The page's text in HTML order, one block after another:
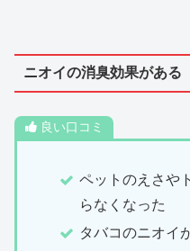
ニオイの消臭効果がある
良い口コミ
ペットのえさや
らなくなった
タバコのニオイ